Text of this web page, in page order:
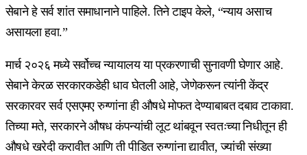
सेबाने हे सर्व शांत समाधानाने पाहिले. तिने टाइप केले, “न्याय असाच
असायला हवा.”
मार्च २०२६ मध्ये सर्वोच्च न्यायालय या प्रकरणाची सुनावणी घेणार आहे.
सेबाने केरळ सरकारकडेही धाव घेतली आहे, जेणेकरून त्यांनी केंद्र
सरकारवर सर्व एसएमए रुग्णांना ही औषधे मोफत देण्याबाबत दबाव टाकावा.
तिच्या मते, सरकारने औषध कंपन्यांची लूट थांबवून स्वतःच्या निधीतून ही
औषधे खरेदी करावीत आणि ती पीडित रुग्णांना द्यावीत, ज्यांची संख्या